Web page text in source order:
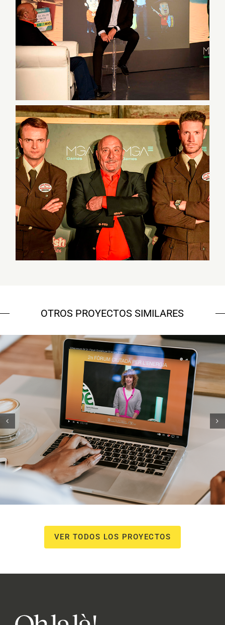
OTROS PROYECTOS SIMILARES
ICAEN
Esdeveniments creatius Estratègia de
comunicació i PR
VER TODOS LOS PROYECTOS